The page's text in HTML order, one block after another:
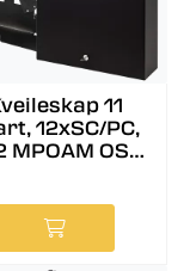
11
12xSC/PC,
MPOAM OS2,